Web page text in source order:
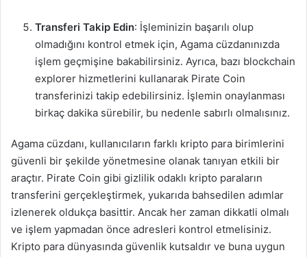
Transferi Takip Edin: İşleminizin başarılı olup
olmadığını kontrol etmek için, Agama cüzdanınızda
işlem geçmişine bakabilirsiniz. Ayrıca, bazı blockchain
explorer hizmetlerini kullanarak Pirate Coin
transferinizi takip edebilirsiniz. İşlemin onaylanması
birkaç dakika sürebilir, bu nedenle sabırlı olmalısınız.
Agama cüzdanı, kullanıcıların farklı kripto para birimlerini
güvenli bir şekilde yönetmesine olanak tanıyan etkili bir
araçtır. Pirate Coin gibi gizlilik odaklı kripto paraların
transferini gerçekleştirmek, yukarıda bahsedilen adımlar
izlenerek oldukça basittir. Ancak her zaman dikkatli olmalı
ve işlem yapmadan önce adresleri kontrol etmelisiniz.
Kripto para dünyasında güvenlik kutsaldır ve buna uygun